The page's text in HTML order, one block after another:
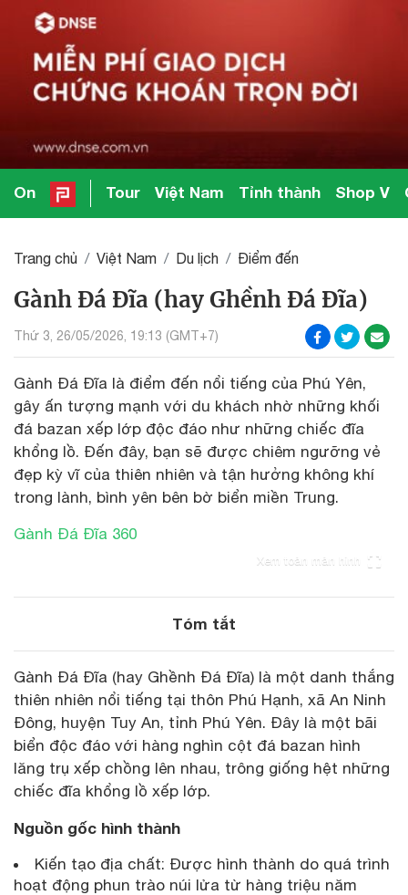
On Tour Việt Nam Tỉnh thành Shop V
Trang chủ Việt Nam Du lịch Điểm đến
Gành Đá Đĩa (hay Ghềnh Đá Đĩa)
Thứ 3, 26/05/2026, 19:13 (GMT+7)
Gành Đá Đĩa là điểm đến nổi tiếng của Phú Yên,
gây ấn tượng mạnh với du khách nhờ những khối
đá bazan xếp lớp độc đáo như những chiếc đĩa
khổng lồ. Đến đây, bạn sẽ được chiêm ngưỡng vẻ
đẹp kỳ vĩ của thiên nhiên và tận hưởng không khí
trong lành, bình yên bên bờ biển miền Trung.
Gành Đá Đĩa 360
Xem toàn màn hình
Tóm tắt
Gành Đá Đĩa (hay Ghềnh Đá Đĩa) là một danh thắng
thiên nhiên nổi tiếng tại thôn Phú Hạnh, xã An Ninh
Đông, huyện Tuy An, tỉnh Phú Yên. Đây là một bãi
biển độc đáo với hàng nghìn cột đá bazan hình
lăng trụ xếp chồng lên nhau, trông giống hệt những
chiếc đĩa khổng lồ xếp lớp.
Nguồn gốc hình thành
Kiến tạo địa chất: Được hình thành do quá trình
hoạt động phun trào núi lửa từ hàng triệu năm